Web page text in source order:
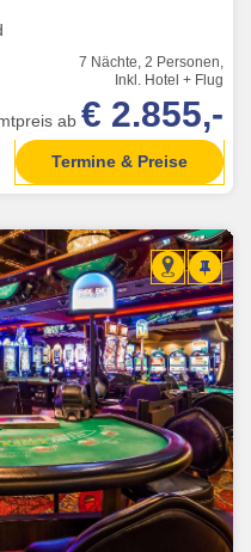
7 Nächte, 2 Personen,
Inkl. Hotel + Flug
ab € 2.855,-
Termine & Preise